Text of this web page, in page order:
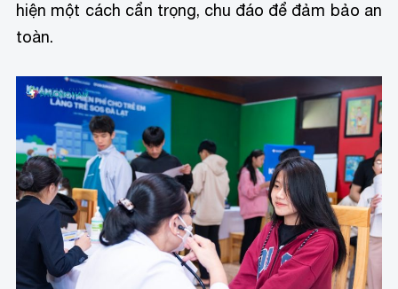
hiện một cách cẩn trọng, chu đáo để đảm bảo an
toàn.